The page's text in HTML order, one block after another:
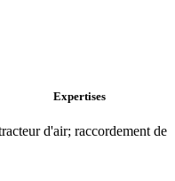
Expertises
d'air; raccordement de